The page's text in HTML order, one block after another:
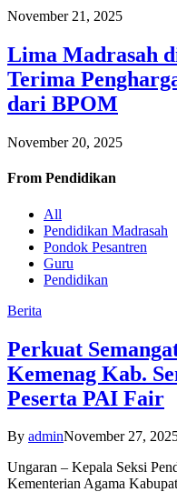
November 21, 2025
Lima Madrasah
Terima
dari BPOM
November 20, 2025
From Pendidikan
All
Pendidikan Madrasah
Pondok Pesantren
Guru
Pendidikan
Berita
Perkuat
Kemenag Kab.
Peserta PAI Fair
By adminNovember 27,
Ungaran – Kepala Seksi
Kementerian Agama